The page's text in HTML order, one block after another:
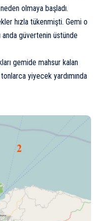
olmaya başladı.
hızla tükenmişti. Gemi o
anda güvertenin üstünde
gemide mahsur kalan
yiyecek yardımında